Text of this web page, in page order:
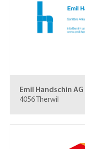
Emil Handschin AG
4056 Therwil